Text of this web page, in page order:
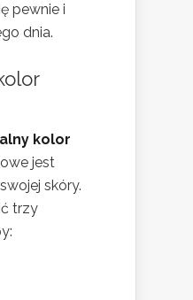
pewnie i
dnia.
kolor
jest
skóry.
trzy